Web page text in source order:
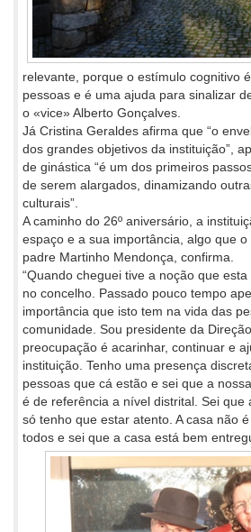
relevante, porque o estímulo cognitivo
pessoas e é uma ajuda para sinalizar
o «vice» Alberto Gonçalves.
Já Cristina Geraldes afirma que “o
dos grandes objetivos da instituição”,
de ginástica “é um dos primeiros
de serem alargados, dinamizando
culturais”.
A caminho do 26º aniversário, a
espaço e a sua importância, algo que
padre Martinho Mendonça, confirma.
“Quando cheguei tive a noção que
no concelho. Passado pouco tempo
importância que isto tem na vida das
comunidade. Sou presidente da
preocupação é acarinhar, continuar e
instituição. Tenho uma presença
pessoas que cá estão e sei que a
é de referência a nível distrital. Sei que
só tenho que estar atento. A casa não
todos e sei que a casa está bem